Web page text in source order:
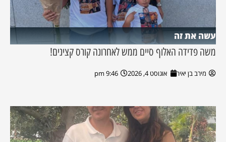
עשה את זה
משה פדידה האלוף סיים ממש לאחרונה קורס קצינים!
מירב בן יאיר אוגוסט 4, 2026 9:46 pm